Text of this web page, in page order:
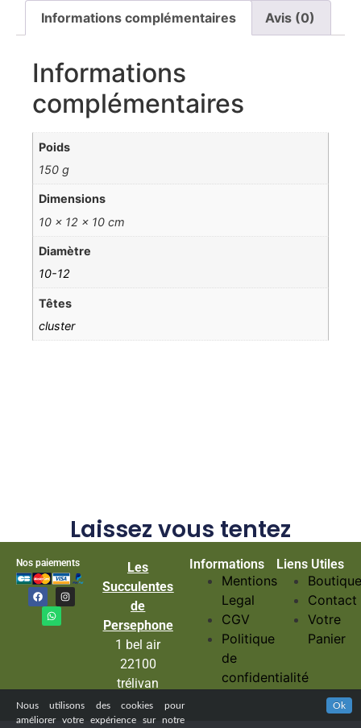
Informations complémentaires Avis (0)
Informations
complémentaires
Poids
150 g
Dimensions
10 × 12 × 10 cm
Diamètre
10-12
Têtes
cluster
Laissez vous tentez
Nos paiements
Les
Succulentes
de
Persephone
1 bel air
22100
trélivan
Informations
Mentions
Legal
CGV
Politique
de
confidentialité
Liens Utiles
Contact
Votre
Panier
Nous utilisons des cookies pour
améliorer votre expérience sur notre
Ok